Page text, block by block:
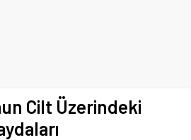
Cilt Üzerindeki